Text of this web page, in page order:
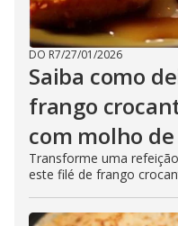
DO R7/27/01/2026
Saiba como
frango
com molho
Transforme uma
este filé de frango